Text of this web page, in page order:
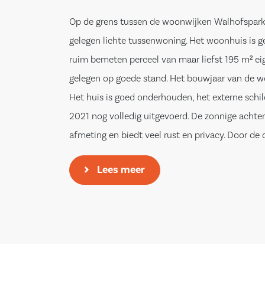
Op de grens tussen de woonwijken
gelegen lichte tussenwoning. Het woonhuis is
ruim bemeten perceel van maar liefst 195 m²
gelegen op goede stand. Het bouwjaar van de
Het huis is goed onderhouden, het externe
2021 nog volledig uitgevoerd. De zonnige
afmeting en biedt veel rust en privacy. Door de
heeft u ook in de woonkamer veel privacy.
De woning ligt op een unieke locatie; zowel
Lees meer